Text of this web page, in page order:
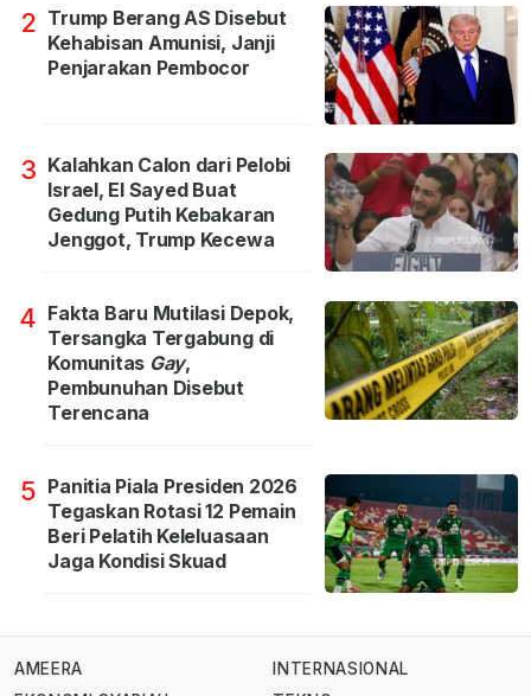
2 Trump Berang AS Disebut
Kehabisan Amunisi, Janji
Penjarakan Pembocor
3 Kalahkan Calon dari Pelobi
Israel, El Sayed Buat
Gedung Putih Kebakaran
Jenggot, Trump Kecewa
4 Fakta Baru Mutilasi Depok,
Tersangka Tergabung di
Komunitas Gay,
Pembunuhan Disebut
Terencana
5 Panitia Piala Presiden 2026
Tegaskan Rotasi 12 Pemain
Beri Pelatih Keleluasaan
Jaga Kondisi Skuad
AMEERA
INTERNASIONAL